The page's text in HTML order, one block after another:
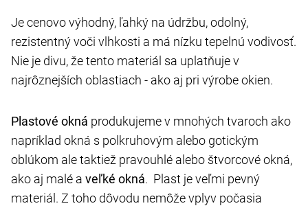
Je cenovo výhodný, ľahký na údržbu, odolný,
rezistentný voči vlhkosti a má nízku tepelnú vodivosť.
Nie je divu, že tento materiál sa uplatňuje v
najrôznejších oblastiach - ako aj pri výrobe okien.
Plastové okná produkujeme v mnohých tvaroch ako
napríklad okná s polkruhovým alebo gotickým
oblúkom ale taktiež pravouhlé alebo štvorcové okná,
ako aj malé a veľké okná. Plast je veľmi pevný
materiál. Z toho dôvodu nemôže vplyv počasia